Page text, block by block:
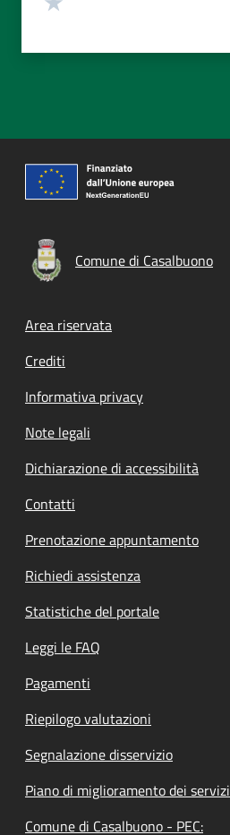
Comune di Casalbuono
Footer menu
Area riservata
Crediti
Informativa privacy
Note legali
Dichiarazione di accessibilità
Contatti
Prenotazione appuntamento
Richiedi assistenza
Statistiche del portale
Leggi le FAQ
Pagamenti
Riepilogo valutazioni
Segnalazione disservizio
Piano di miglioramento dei servizi
Comune di Casalbuono - PEC: